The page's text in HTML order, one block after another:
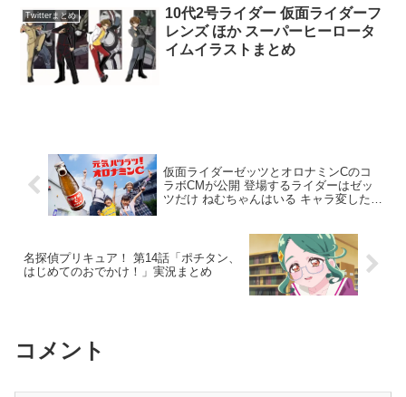
Twitterまとめ
10代2号ライダー 仮面ライダーフ
レンズ ほか スーパーヒーロータ
イムイラストまとめ
仮面ライダーゼッツとオロナミンCのコ
ラボCMが公開 登場するライダーはゼッ
ツだけ ねむちゃんはいる キャラ変したノ
名探偵プリキュア！ 第14話「ポチタン、
はじめてのおでかけ！」実況まとめ
コメント